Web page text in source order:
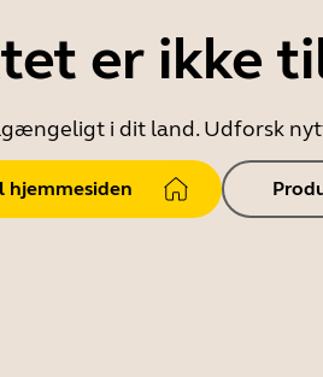
er ikke
i dit land. Udforsk
hjemmesiden